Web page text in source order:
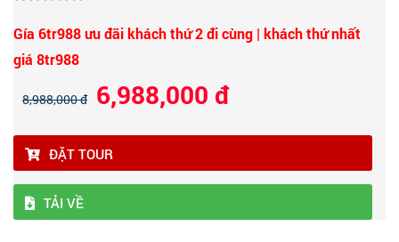
Gía 6tr988 ưu đãi khách thứ 2 đi cùng | khách thứ nhất
giá 8tr988
8,988,000 đ 6,988,000 đ
ĐẶT TOUR
TẢI VỀ